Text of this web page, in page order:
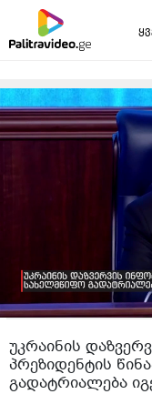
უკრაინის
პრეზიდენტის
გადატრიალება